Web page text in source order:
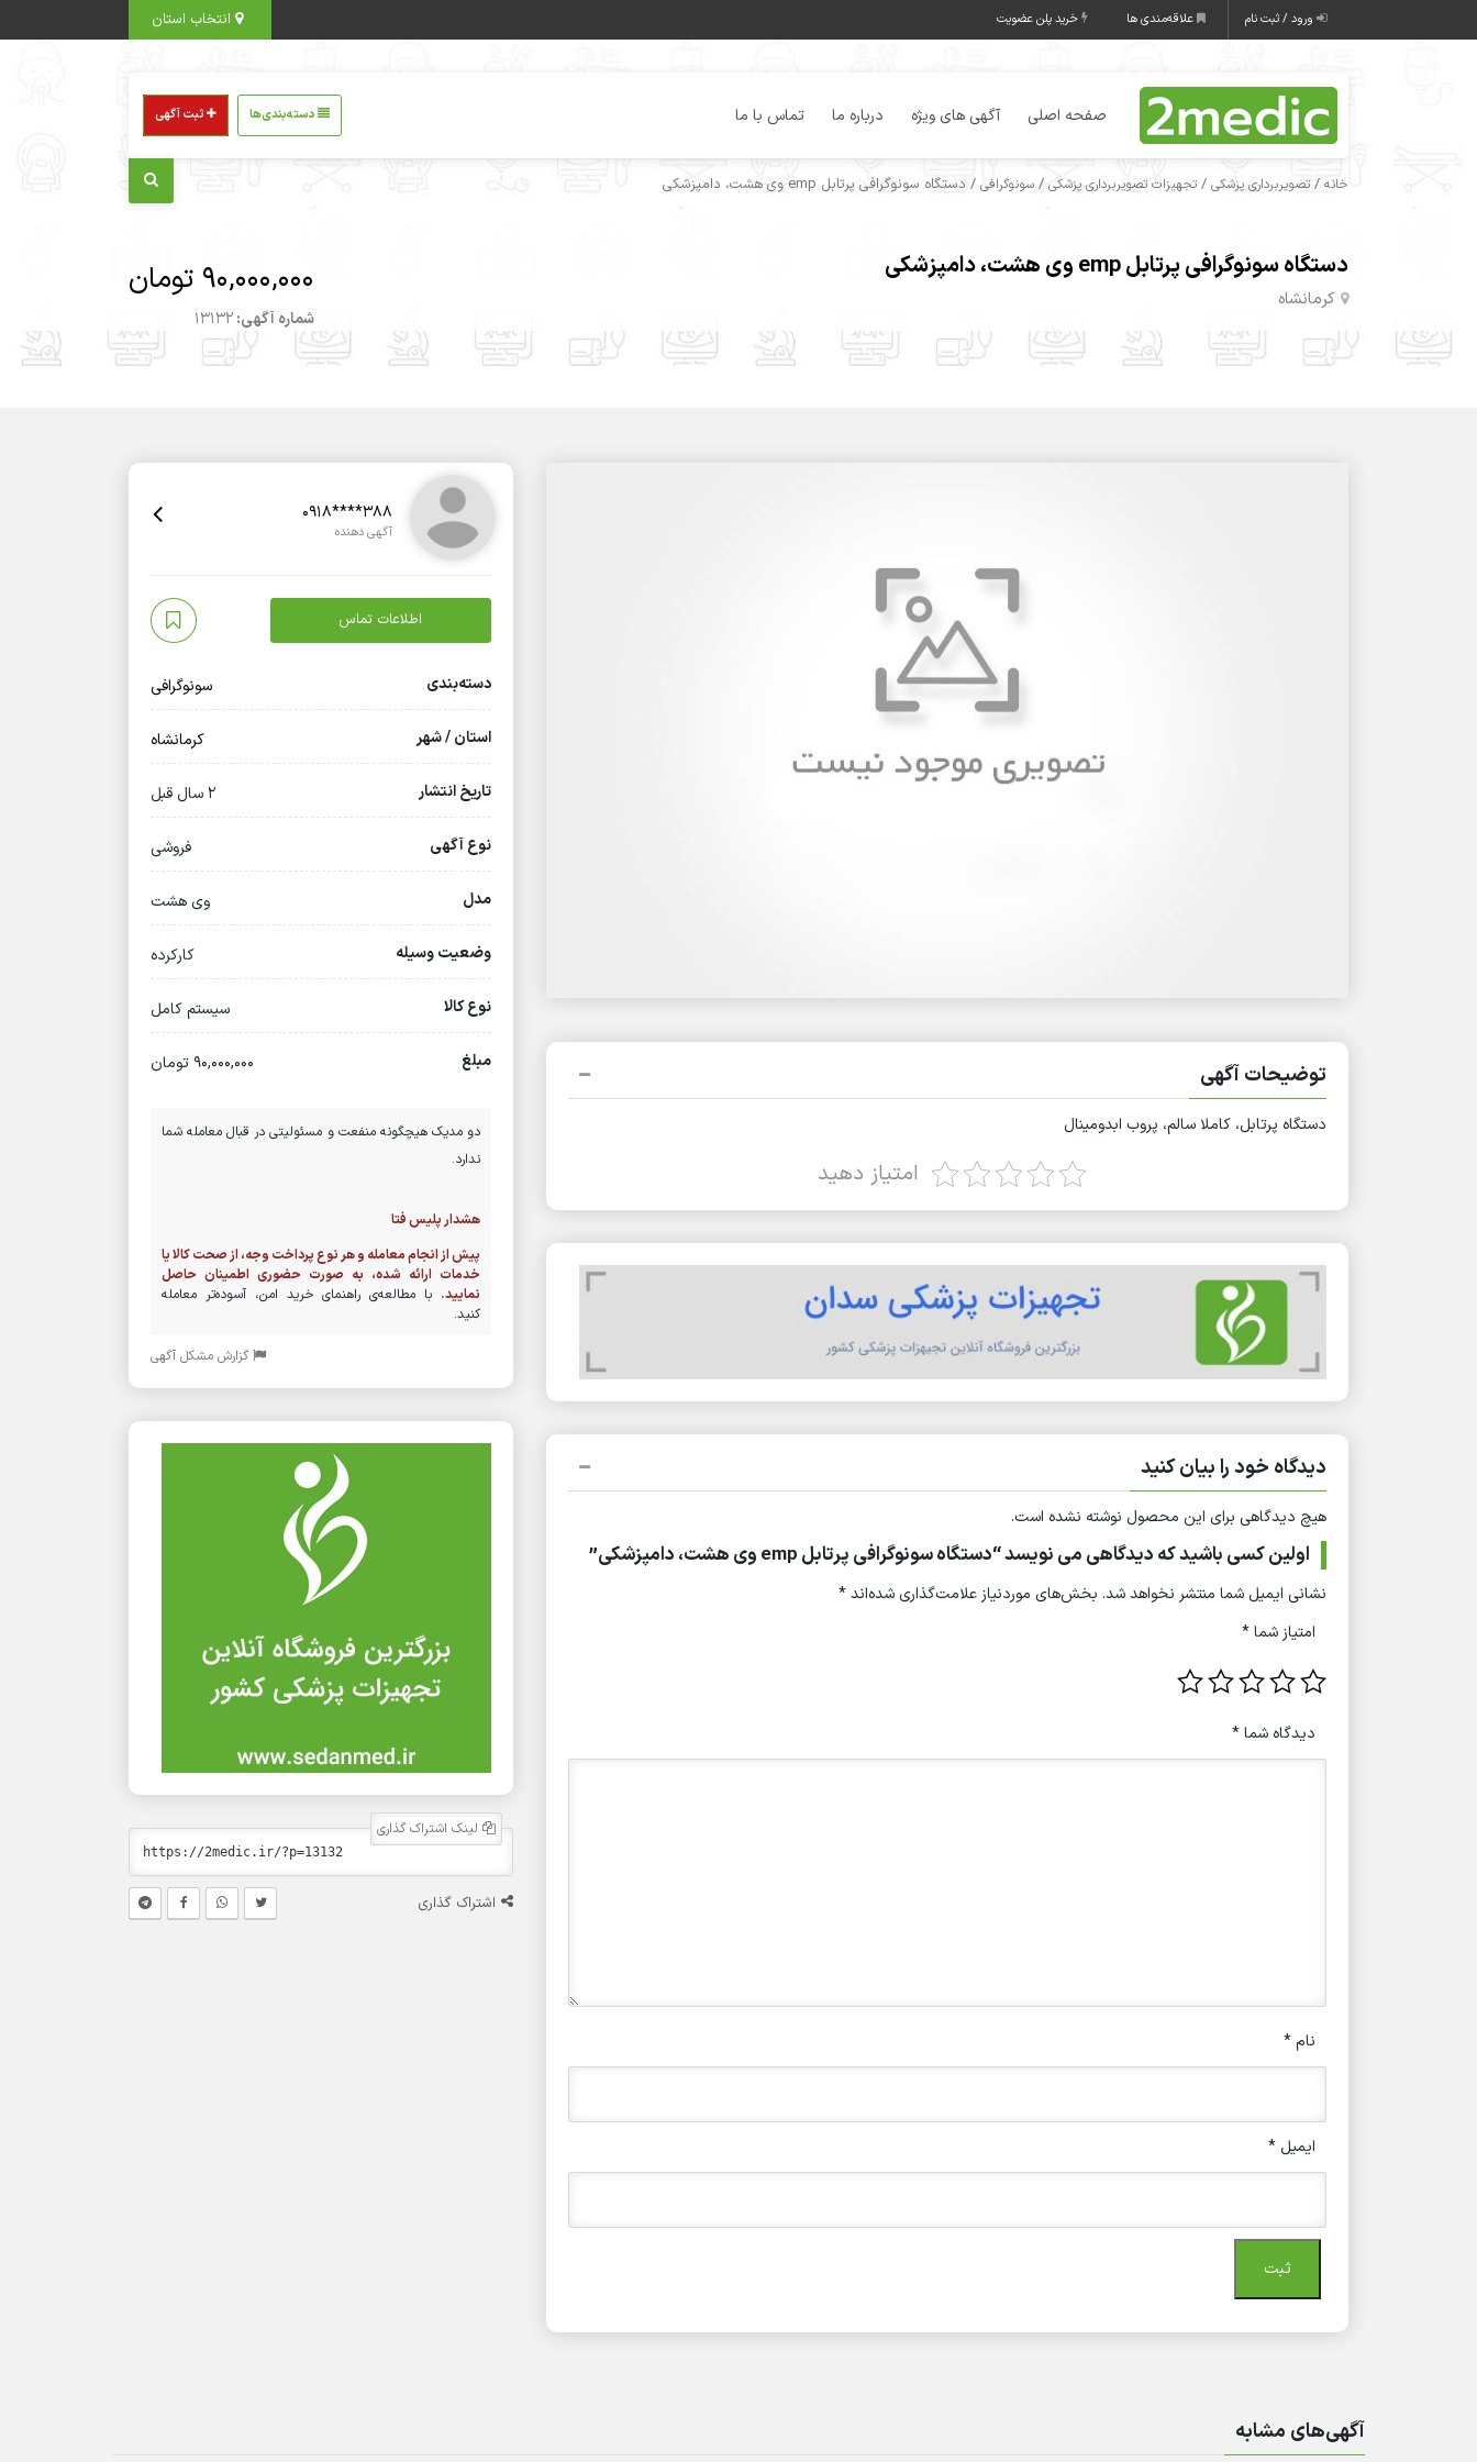
ورود / ثبت نام علاقه‌مندی ها خرید پلن عضویت
صفحه اصلی آگهی های ویژه درباره ما تماس با ما دسته‌بندی‌ها ثبت آگهی
خانه /تصویربرداری پزشکی / تجهیزات تصویربرداری پزشکی / سونوگرافی / دستگاه سونوگرافی پرتابل emp وی هشت، دامپزشکی
دستگاه سونوگرافی پرتابل emp وی هشت، دامپزشکی
کرمانشاه 90,000,000 تومان
شماره آگهی:13132
توضیحات آگهی
دستگاه پرتابل، کاملا سالم، پروب ابدومینال
امتیاز دهید
دیدگاه خود را بیان کنید
هیچ دیدگاهی برای این محصول نوشته نشده است.
اولین کسی باشید که دیدگاهی می نویسد “دستگاه سونوگرافی پرتابل emp وی هشت، دامپزشکی”
نشانی ایمیل شما منتشر نخواهد شد. بخش‌های موردنیاز علامت‌گذاری شده‌اند*
امتیاز شما*
دیدگاه شما*
نام*
ایمیل *
0918****388
آگهی دهنده
اطلاعات تماس
دسته‌بندی سونوگرافی
استان / شهر کرمانشاه
تاریخ انتشار 2 سال قبل
نوع آگهی فروشی
مدل وی هشت
وضعیت وسیله کارکرده
نوع کالا سیستم کامل
مبلغ 90,000,000 تومان
دو مدیک هیچگونه منفعت و مسئولیتی در قبال معامله شما
ندارد.
هشدار پلیس فتا
پیش از انجام معامله و هر نوع پرداخت وجه، از صحت کالا یا
خدمات ارائه شده، به صورت حضوری اطمینان حاصل
نمایید. با مطالعه‌ی راهنمای خرید امن، آسوده‌تر معامله
کنید.
گزارش مشکل آگهی
لینک اشتراک گذاری
اشتراک گذاری
آگهی‌های مشابه